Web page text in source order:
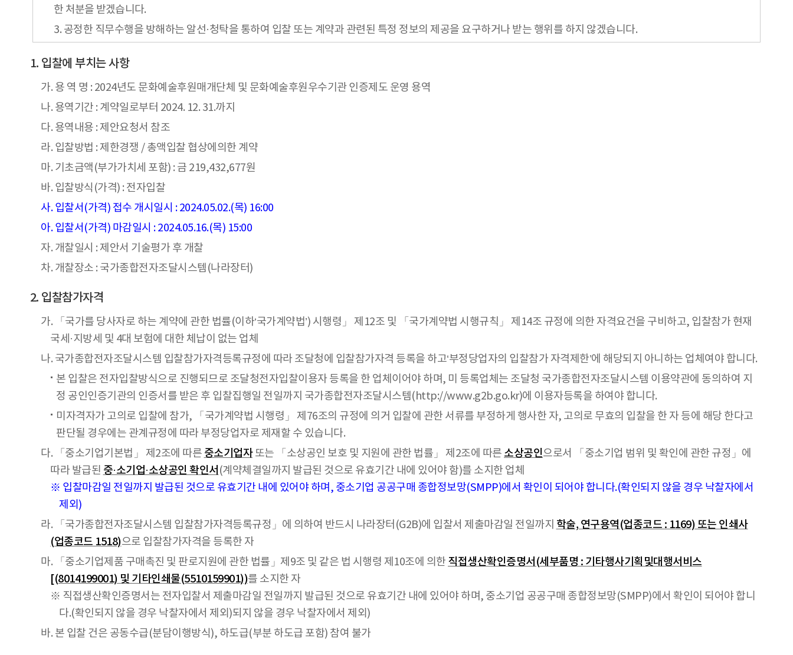
한 처분을 받겠습니다.
3. 공정한 직무수행을 방해하는 알선·청탁을 통하여 입찰 또는 계약과 관련된 특정 정보의 제공을 요구하거나 받는 행위를 하지 않겠습니다.
입찰에 부치는 사항
가. 용 역 명 : 2024년도 문화예술후원매개단체 및 문화예술후원우수기관 인증제도 운영 용역
나. 용역기간 : 계약일로부터 2024. 12. 31.까지
다. 용역내용 : 제안요청서 참조
라. 입찰방법 : 제한경쟁 / 총액입찰 협상에의한 계약
마. 기초금액(부가가치세 포함) : 금 219,432,677원
바. 입찰방식(가격) : 전자입찰
사. 입찰서(가격) 접수 개시일시 : 2024.05.02.(목) 16:00
아. 입찰서(가격) 마감일시 : 2024.05.16.(목) 15:00
자. 개찰일시 : 제안서 기술평가 후 개찰
차. 개찰장소 : 국가종합전자조달시스템(나라장터)
입찰참가자격
가. 「국가를 당사자로 하는 계약에 관한 법률(이하‘국가계약법’) 시행령」 제12조 및 「국가계약법 시행규칙」 제14조 규정에 의한 자격요건을 구비하고, 입찰참가 현재
국세·지방세 및 4대 보험에 대한 체납이 없는 업체
나. 국가종합전자조달시스템 입찰참가자격등록규정에 따라 조달청에 입찰참가자격 등록을 하고‘부정당업자의 입찰참가 자격제한’에 해당되지 아니하는 업체여야 합니다.
본 입찰은 전자입찰방식으로 진행되므로 조달청전자입찰이용자 등록을 한 업체이어야 하며, 미 등록업체는 조달청 국가종합전자조달시스템 이용약관에 동의하여 지
정 공인인증기관의 인증서를 받은 후 입찰집행일 전일까지 국가종합전자조달시스템(http://www.g2b.go.kr)에 이용자등록을 하여야 합니다.
미자격자가 고의로 입찰에 참가, 「국가계약법 시행령」 제76조의 규정에 의거 입찰에 관한 서류를 부정하게 행사한 자, 고의로 무효의 입찰을 한 자 등에 해당 한다고
판단될 경우에는 관계규정에 따라 부정당업자로 제재할 수 있습니다.
다. 「중소기업기본법」 제2조에 따른 중소기업자또는 「소상공인 보호 및 지원에 관한 법률」 제2조에 따른 소상공인으로서 「중소기업 범위 및 확인에 관한 규정」에
따라 발급된 중·소기업·소상공인 확인서 (계약체결일까지 발급된 것으로 유효기간 내에 있어야 함)를 소지한 업체
※ 입찰마감일 전일까지 발급된 것으로 유효기간 내에 있어야 하며, 중소기업 공공구매 종합정보망(SMPP)에서 확인이 되어야 합니다.(확인되지 않을 경우 낙찰자에서
제외)
라. 「국가종합전자조달시스템 입찰참가자격등록규정」에 의하여 반드시 나라장터(G2B)에 입찰서 제출마감일 전일까지 학술, 연구용역(업종코드 : 1169) 또는 인쇄사
(업종코드 1518)으로 입찰참가자격을 등록한 자
마. 「중소기업제품 구매촉진 및 판로지원에 관한 법률」제9조 및 같은 법 시행령 제10조에 의한 직접생산확인증명서(세부품명 : 기타행사기획및대행서비스
[(8014199001) 및 기타인쇄물(5510159901))를 소지한 자
※ 직접생산확인증명서는 전자입찰서 제출마감일 전일까지 발급된 것으로 유효기간 내에 있어야 하며, 중소기업 공공구매 종합정보망(SMPP)에서 확인이 되어야 합니
다.(확인되지 않을 경우 낙찰자에서 제외)되지 않을 경우 낙찰자에서 제외)
바. 본 입찰 건은 공동수급(분담이행방식), 하도급(부분 하도급 포함) 참여 불가